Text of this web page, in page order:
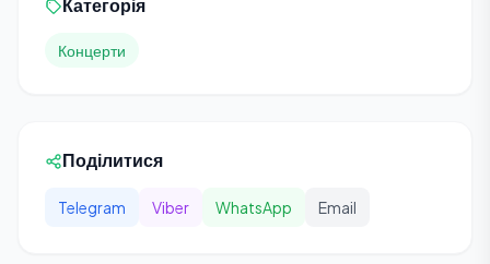
Категорія
Концерти
Поділитися
Telegram Viber WhatsApp Email